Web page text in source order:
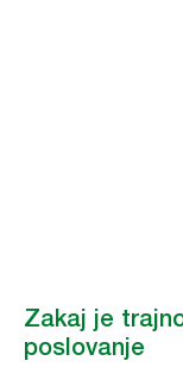
Zakaj je
poslovanje